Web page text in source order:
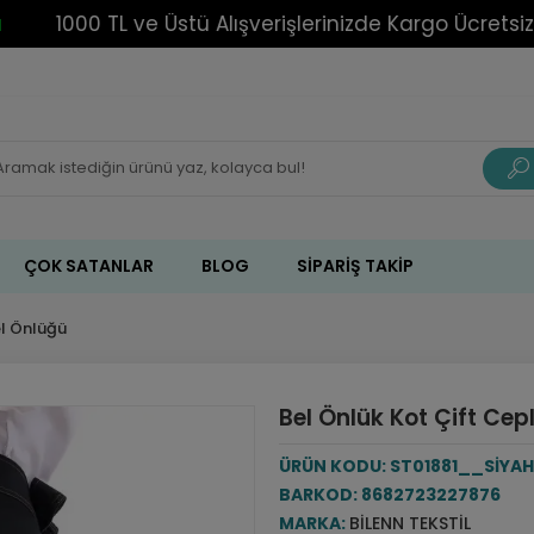
1000 TL ve Üstü Alışverişlerinizde Kargo Ücretsiz!
ÇOK SATANLAR BLOG SIPARIŞ TAKIP
Önlüğü
Bel Önlük Kot Çift
ÜRÜN KODU: ST01881__SİYAH
BARKOD: 8682723227876
MARKA: BILENN TEKSTIL